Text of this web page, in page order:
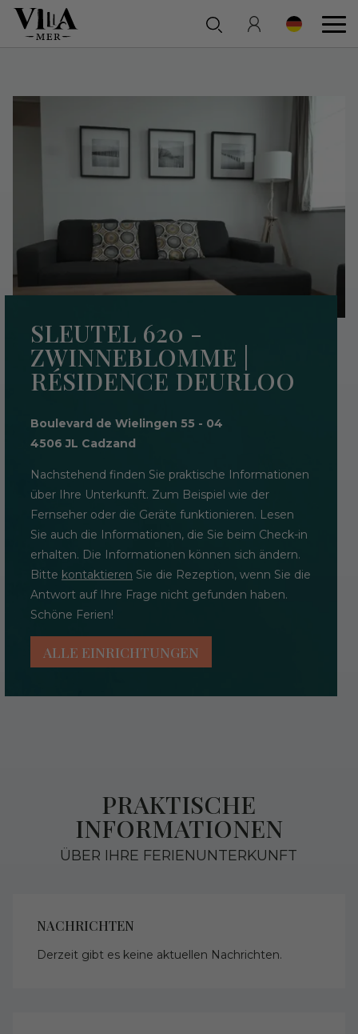
SLEUTEL 620 -
ZWINNEBLOMME |
RÉSIDENCE DEURLOO
Boulevard de Wielingen 55 - 04
4506 JL Cadzand
Nachstehend finden Sie praktische Informationen
über Ihre Unterkunft. Zum Beispiel wie der
Fernseher oder die Geräte funktionieren. Lesen
Sie auch die Informationen, die Sie beim Check-in
erhalten. Die Informationen können sich ändern.
Bitte kontaktieren Sie die Rezeption, wenn Sie die
Antwort auf Ihre Frage nicht gefunden haben.
Schöne Ferien!
ALLE EINRICHTUNGEN
PRAKTISCHE
INFORMATIONEN
ÜBER IHRE FERIENUNTERKUNFT
NACHRICHTEN
Derzeit gibt es keine aktuellen Nachrichten.